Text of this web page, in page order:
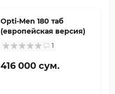
Opti-Men 180 таб
(европейская версия)
1
416 000 сум.